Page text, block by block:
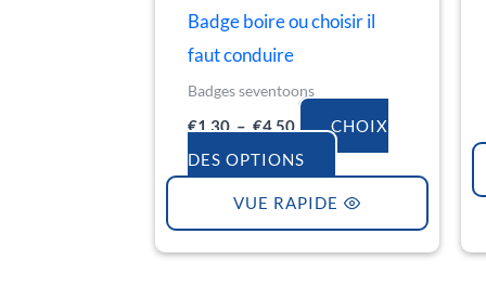
Badge boire ou choisir il
faut conduire
Badges seventoons
€1.30 – €4.50
CHOIX
DES OPTIONS
choisies
page
du
produit
VUE RAPIDE